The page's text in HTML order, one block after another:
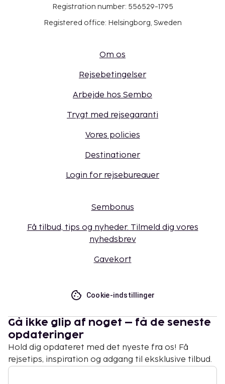
Registration number: 556529-1795
Registered office: Helsingborg, Sweden
Om os
Rejsebetingelser
Arbejde hos Sembo
Trygt med rejsegaranti
Vores policies
Destinationer
Login for rejsebureauer
Sembonus
Få tilbud, tips og nyheder. Tilmeld dig vores
nyhedsbrev
Gavekort
Cookie-indstillinger
Gå ikke glip af noget – få de seneste
opdateringer
Hold dig opdateret med det nyeste fra os! Få
rejsetips, inspiration og adgang til eksklusive tilbud.